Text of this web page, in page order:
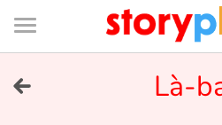
Connexion
Bibliothèque
de
page
Là-